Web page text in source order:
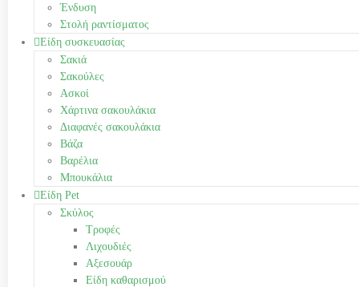
Ένδυση
Στολή ραντίσματος
Είδη συσκευασίας
Σακιά
Σακούλες
Ασκοί
Χάρτινα σακουλάκια
Διαφανές σακουλάκια
Βάζα
Βαρέλια
Μπουκάλια
Είδη Pet
Σκύλος
Τροφές
Λιχουδιές
Αξεσουάρ
Είδη καθαρισμού